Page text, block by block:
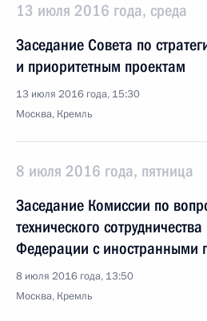
13 июля 2016 года, среда
Заседание Совета по
и приоритетным проектам
13 июля 2016 года, 15:30
Москва, Кремль
8 июля 2016 года, пятница
Заседание Комиссии по
технического
Федерации с иностранными
8 июля 2016 года, 13:50
Москва, Кремль